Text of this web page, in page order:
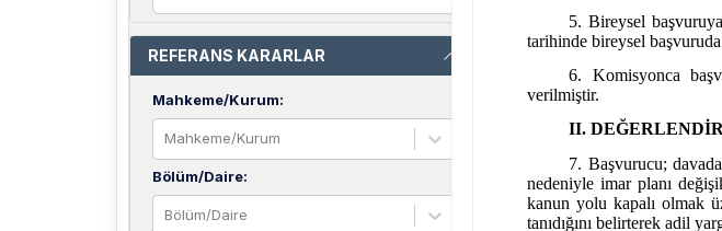
REFERANS KARARLAR
Mahkeme/Kurum:
Mahkeme/Kurum
Bölüm/Daire:
Bölüm/Daire